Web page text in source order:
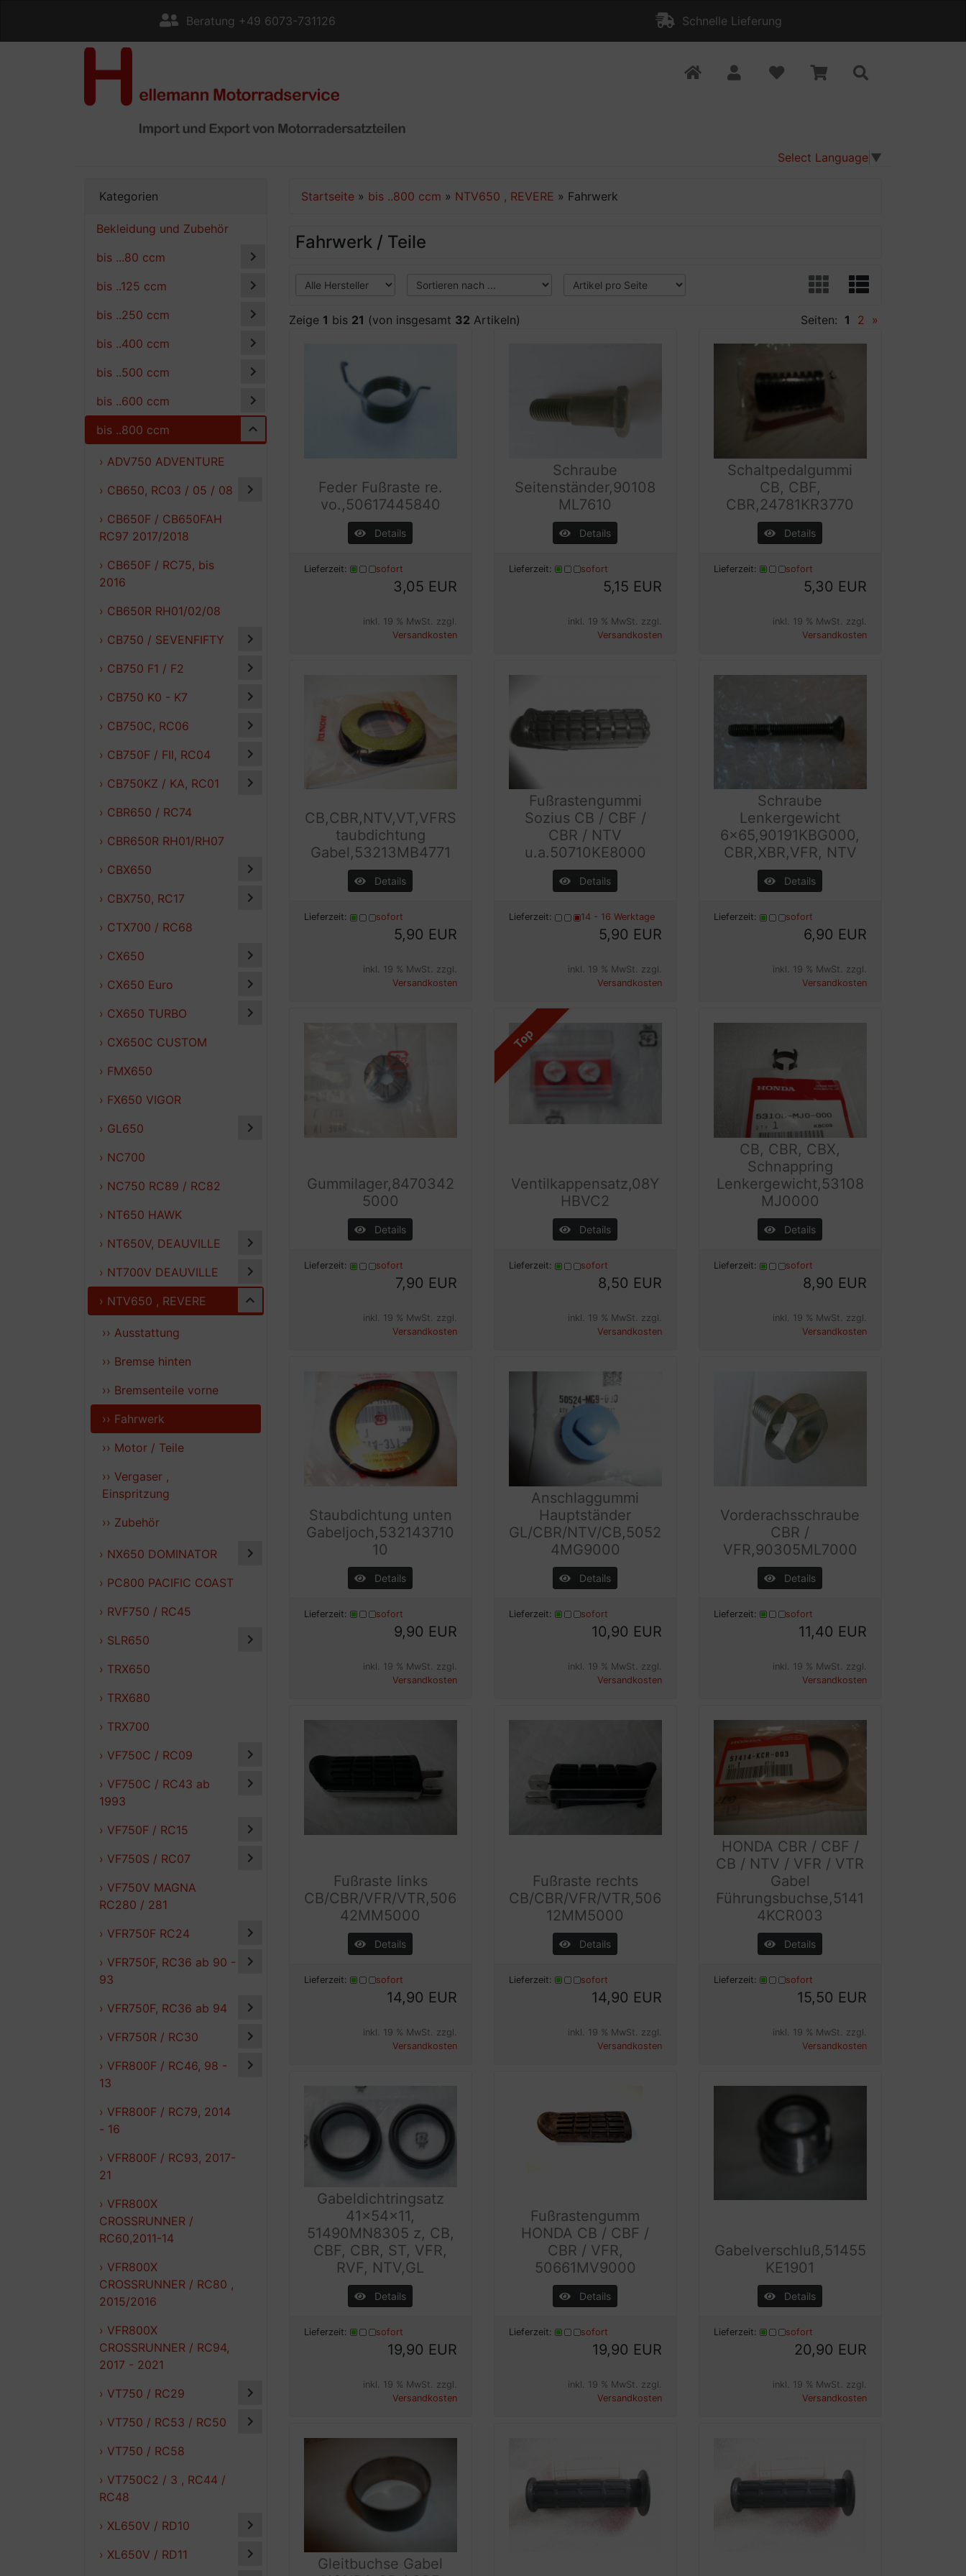
Beratung +49 6073-731126 Schnelle Lieferung
Select Language ▼
Kategorien
Bekleidung und Zubehör
bis ...80 ccm
bis ..125 ccm
bis ..250 ccm
bis ..400 ccm
bis ..500 ccm
bis ..600 ccm
bis ..800 ccm
› ADV750 ADVENTURE
› CB650, RC03 / 05 / 08
› CB650F / CB650FAH
RC97 2017/2018
› CB650F / RC75, bis
2016
› CB650R RH01/02/08
› CB750 / SEVENFIFTY
› CB750 F1 / F2
› CB750 K0 - K7
› CB750C, RC06
› CB750F / FII, RC04
› CB750KZ / KA, RC01
› CBR650 / RC74
› CBR650R RH01/RH07
› CBX650
› CBX750, RC17
› CTX700 / RC68
› CX650
› CX650 Euro
› CX650 TURBO
› CX650C CUSTOM
› FMX650
› FX650 VIGOR
› GL650
› NC700
› NC750 RC89 / RC82
› NT650 HAWK
› NT650V, DEAUVILLE
› NT700V DEAUVILLE
› NTV650 , REVERE
›› Ausstattung
›› Bremse hinten
›› Bremsenteile vorne
›› Fahrwerk
›› Motor / Teile
›› Vergaser ,
Einspritzung
›› Zubehör
› NX650 DOMINATOR
› PC800 PACIFIC COAST
› RVF750 / RC45
› SLR650
› TRX650
› TRX680
› TRX700
› VF750C / RC09
› VF750C / RC43 ab
1993
› VF750F / RC15
› VF750S / RC07
› VF750V MAGNA
RC280 / 281
› VFR750F RC24
› VFR750F, RC36 ab 90 -
93
› VFR750F, RC36 ab 94
› VFR750R / RC30
› VFR800F / RC46, 98 -
13
› VFR800F / RC79, 2014
- 16
› VFR800F / RC93, 2017-
21
› VFR800X
CROSSRUNNER /
RC60,2011-14
› VFR800X
CROSSRUNNER / RC80 ,
2015/2016
› VFR800X
CROSSRUNNER / RC94,
2017 - 2021
› VT750 / RC29
› VT750 / RC53 / RC50
› VT750 / RC58
› VT750C2 / 3 , RC44 /
RC48
› XL650V / RD10
› XL650V / RD11
Startseite » bis ..800 ccm » NTV650 , REVERE » Fahrwerk
Fahrwerk / Teile
Zeige 1 bis 21 (von insgesamt 32 Artikeln) Seiten: 1 2 »
Feder Fußraste re.
vo.,50617445840
Details
Lieferzeit: sofort
3,05 EUR
inkl. 19 % MwSt. zzgl.
Versandkosten
Schraube
Seitenständer,90108
ML7610
Details
Lieferzeit: sofort
5,15 EUR
inkl. 19 % MwSt. zzgl.
Versandkosten
Schaltpedalgummi
CB, CBF,
CBR,24781KR3770
Details
Lieferzeit: sofort
5,30 EUR
inkl. 19 % MwSt. zzgl.
Versandkosten
CB,CBR,NTV,VT,VFRS
taubdichtung
Gabel,53213MB4771
Details
Lieferzeit: sofort
5,90 EUR
inkl. 19 % MwSt. zzgl.
Versandkosten
Fußrastengummi
Sozius CB / CBF /
CBR / NTV
u.a.50710KE8000
Details
Lieferzeit: 14 - 16 Werktage
5,90 EUR
inkl. 19 % MwSt. zzgl.
Versandkosten
Schraube
Lenkergewicht
6x65,90191KBG000,
CBR,XBR,VFR, NTV
Details
Lieferzeit: sofort
6,90 EUR
inkl. 19 % MwSt. zzgl.
Versandkosten
Gummilager,8470342
5000
Details
Lieferzeit: sofort
7,90 EUR
inkl. 19 % MwSt. zzgl.
Versandkosten
Top
Ventilkappensatz,08Y
HBVC2
Details
Lieferzeit: sofort
8,50 EUR
inkl. 19 % MwSt. zzgl.
Versandkosten
CB, CBR, CBX,
Schnappring
Lenkergewicht,53108
MJ0000
Details
Lieferzeit: sofort
8,90 EUR
inkl. 19 % MwSt. zzgl.
Versandkosten
Staubdichtung unten
Gabeljoch,532143710
10
Details
Lieferzeit: sofort
9,90 EUR
inkl. 19 % MwSt. zzgl.
Versandkosten
Anschlaggummi
Hauptständer
GL/CBR/NTV/CB,5052
4MG9000
Details
Lieferzeit: sofort
10,90 EUR
inkl. 19 % MwSt. zzgl.
Versandkosten
Vorderachsschraube
CBR /
VFR,90305ML7000
Details
Lieferzeit: sofort
11,40 EUR
inkl. 19 % MwSt. zzgl.
Versandkosten
Fußraste links
CB/CBR/VFR/VTR,506
42MM5000
Details
Lieferzeit: sofort
14,90 EUR
inkl. 19 % MwSt. zzgl.
Versandkosten
Fußraste rechts
CB/CBR/VFR/VTR,506
12MM5000
Details
Lieferzeit: sofort
14,90 EUR
inkl. 19 % MwSt. zzgl.
Versandkosten
HONDA CBR / CBF /
CB / NTV / VFR / VTR
Gabel
Führungsbuchse,5141
4KCR003
Details
Lieferzeit: sofort
15,50 EUR
inkl. 19 % MwSt. zzgl.
Versandkosten
Gabeldichtringsatz
41x54x11,
51490MN8305 z, CB,
CBF, CBR, ST, VFR,
RVF, NTV,GL
Details
Lieferzeit: sofort
19,90 EUR
inkl. 19 % MwSt. zzgl.
Versandkosten
Fußrastengumm
HONDA CB / CBF /
CBR / VFR,
50661MV9000
Details
Lieferzeit: sofort
19,90 EUR
inkl. 19 % MwSt. zzgl.
Versandkosten
Gabelverschluß,51455
KE1901
Details
Lieferzeit: sofort
20,90 EUR
inkl. 19 % MwSt. zzgl.
Versandkosten
Gleitbuchse Gabel